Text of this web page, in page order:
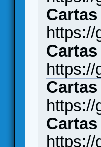
https://
https://